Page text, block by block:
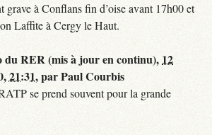
grave à Conflans fin d’oise avant 17h00 et
Laffite à Cergy le Haut.
du RER (mis à jour en continu), 12
21:31,parPaul Courbis
se prend souvent pour la grande